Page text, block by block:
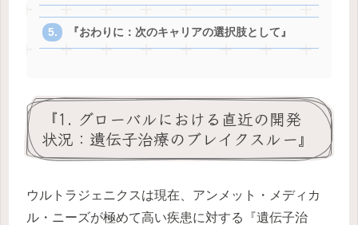
『おわりに：次のキャリアの選択肢として』
『1. グローバルにおける直近の開発
状況：遺伝子治療のブレイクスルー』
ウルトラジェニクスは現在、アンメット・メディカ
ル・ニーズが極めて高い疾患に対する『遺伝子治